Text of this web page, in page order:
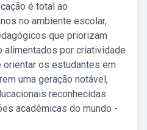
é total ao
no ambiente escolar,
que priorizam
alimentados por criatividade
orientar os estudantes em
uma geração notável,
reconhecidas
acadêmicas do mundo -